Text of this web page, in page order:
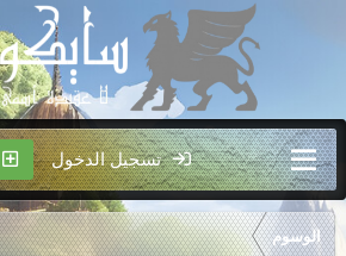
تسجيل الدخول
الوسوم